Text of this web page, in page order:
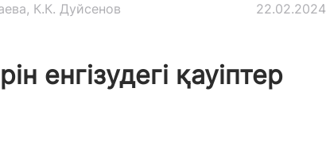
К.К. Дуйсенов 22.02.2024
енгізудегі қауіптер